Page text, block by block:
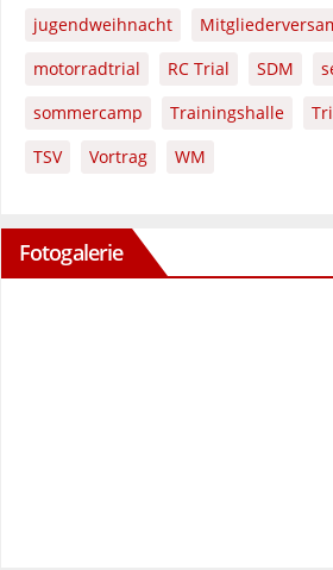
jugendweihnacht
motorradtrial
RC Trial SDM
sommercamp
Trainingshalle
TSV
Vortrag WM
Fotogalerie